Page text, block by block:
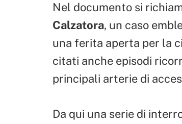
Nel documento si
Calzatora, un caso
una ferita aperta per la
citati anche episodi
principali arterie di
Da qui una serie di